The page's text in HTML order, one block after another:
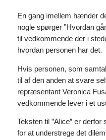
En gang imellem hænder
nogle spørger ”Hvordan
til vedkommende der i
hvordan personen har det.
Hvis personen, som
til af den anden at svare
repræsentant Veronica
vedkommende lever i et
Teksten til ”Alice” er
for at understrege det